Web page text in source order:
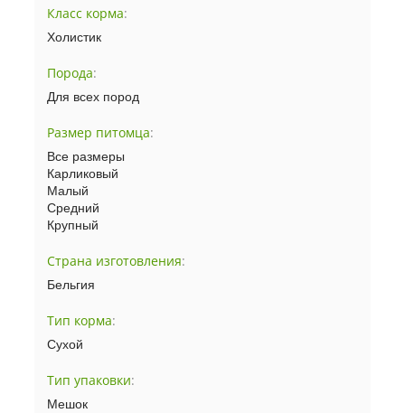
Класс корма:
Холистик
Порода:
Для всех пород
Размер питомца:
Все размеры
Карликовый
Малый
Средний
Крупный
Страна изготовления:
Бельгия
Тип корма:
Сухой
Тип упаковки:
Мешок